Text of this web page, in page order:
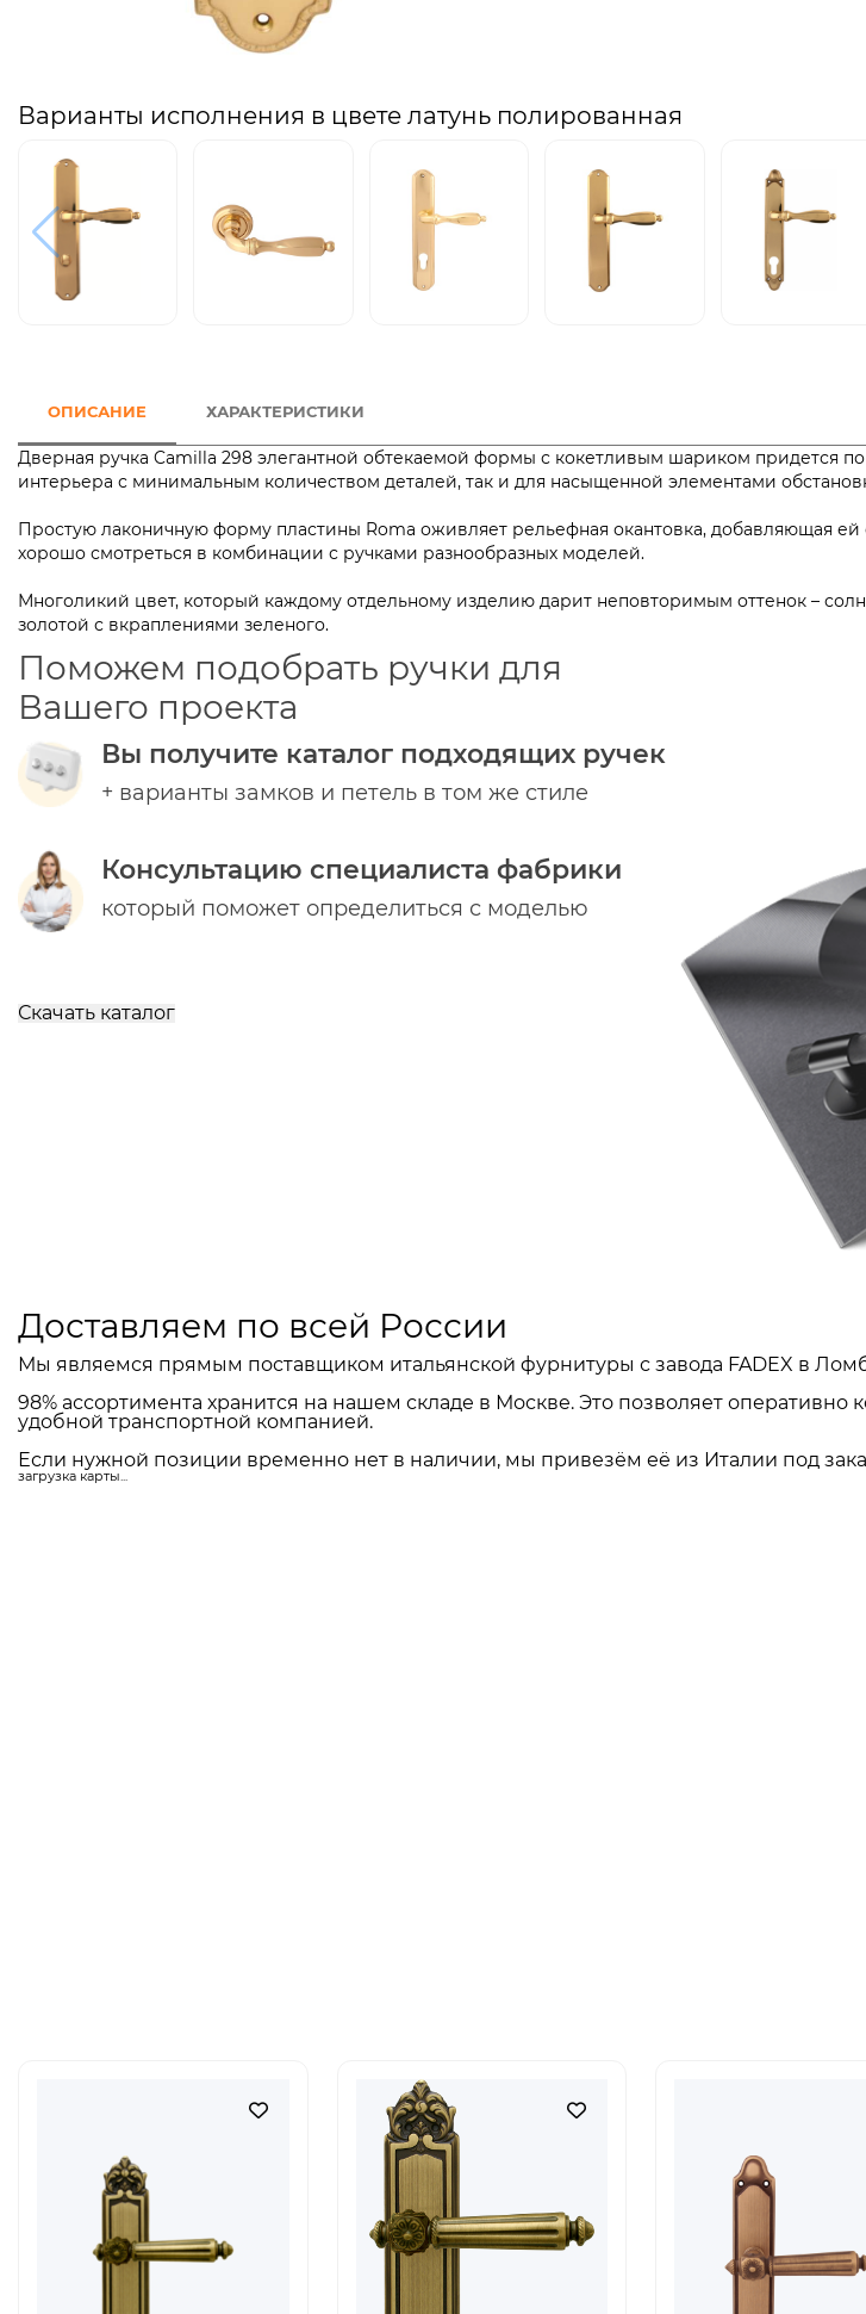
Варианты исполнения в цвете латунь полированная
ОПИСАНИЕ ХАРАКТЕРИСТИКИ
Дверная ручка Camilla 298 элегантной обтекаемой формы с кокетливым шариком придется
интерьера с минимальным количеством деталей, так и для насыщенной элементами
Простую лаконичную форму пластины Roma оживляет рельефная окантовка, добавляющая
хорошо смотреться в комбинации с ручками разнообразных моделей.
Многоликий цвет, который каждому отдельному изделию дарит неповторимым оттенок –
золотой с вкраплениями зеленого.
Поможем подобрать ручки для
Вашего проекта
Вы получите каталог подходящих ручек
+ варианты замков и петель в том же стиле
Консультацию специалиста фабрики
который поможет определиться с моделью
Скачать каталог
Доставляем по всей России
Мы являемся прямым поставщиком итальянской фурнитуры с завода FADEX в
98% ассортимента хранится на нашем складе в Москве. Это позволяет
удобной транспортной компанией.
Если нужной позиции временно нет в наличии, мы привезём её из Италии под
загрузка карты...